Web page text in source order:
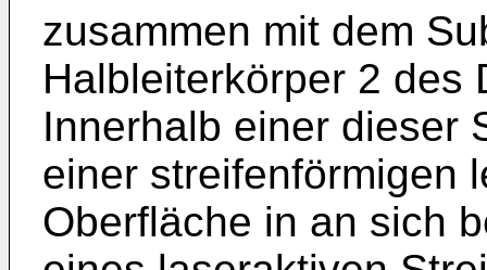
zusammen mit dem
Halbleiterkörper 2 des
Innerhalb einer dieser
einer streifenförmigen
Oberfläche in an sich